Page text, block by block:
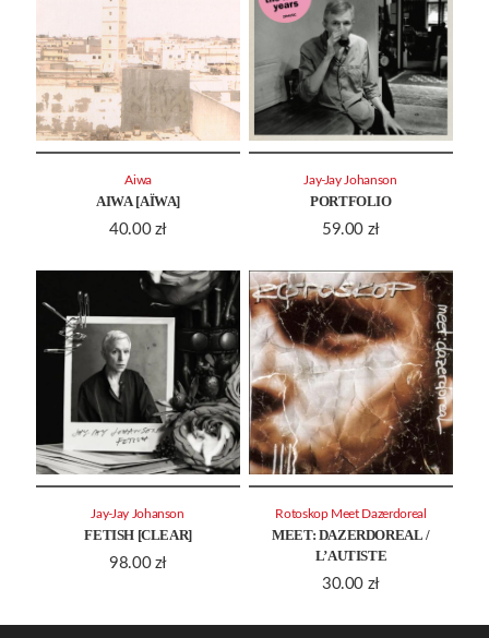
AIWA [AÏWA]
40.00 zł
Aiwa
PORTFOLIO
59.00 zł
Jay-Jay Johanson
FETISH [CLEAR]
98.00 zł
Jay-Jay Johanson
MEET: DAZERDOREAL /
L’AUTISTE
30.00 zł
Rotoskop Meet Dazerdoreal